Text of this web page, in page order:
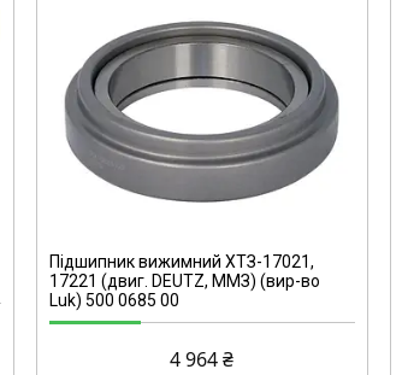
Підшипник вижимний ХТЗ-17021,
17221 (двиг. DEUTZ, ММЗ) (вир-во
Luk) 500 0685 00
4 964 ₴
07341204904-omg